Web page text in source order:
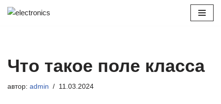
Что такое поле класса
автор: admin 11.03.2024